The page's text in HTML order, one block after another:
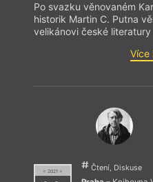
Po svazku věnovaném
historik Martin C. Putna
velikánovi české
Více
= 2021 = Čtení, Diskuse